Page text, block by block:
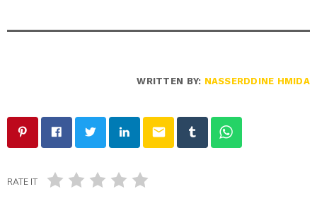
WRITTEN BY: NASSERDDINE HMIDA
email
RATE IT